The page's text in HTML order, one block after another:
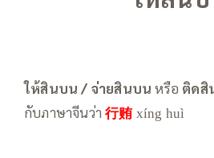
ให้สินบน / จ่ายสินบน หรือ ติดสิ
กับภาษาจีนว่า行贿 xíng huì